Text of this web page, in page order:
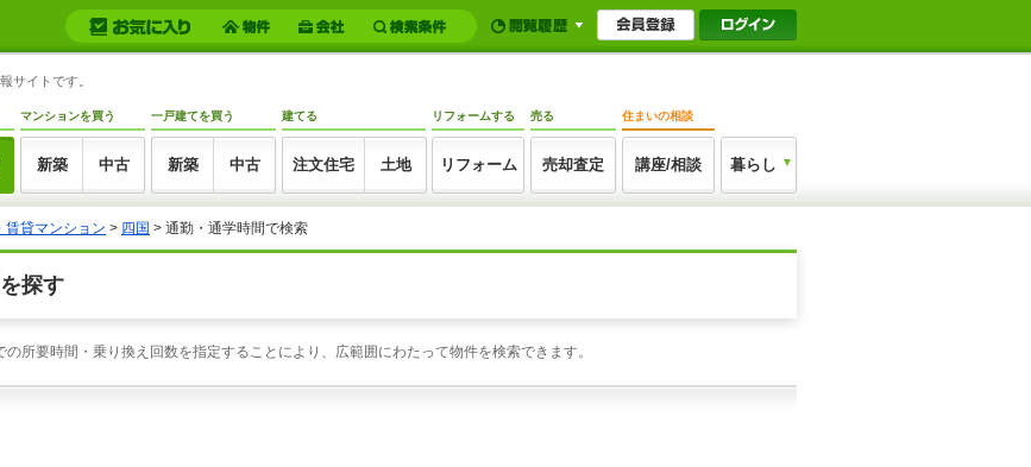
サイトです。
マンションを買う
新築 中古
一戸建てを買う
新築 中古
建てる
注文住宅 土地
リフォームする
リフォーム
売る
売却査定
住まいの相談
講座/相談 暮らし
賃貸マンション > 四国 > 通勤・通学時間で検索
探す
所要時間・乗り換え回数を指定することにより、広範囲にわたって物件を検索できます。